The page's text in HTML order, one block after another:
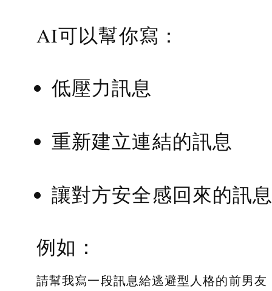
AI可以幫你寫：
低壓力訊息
重新建立連結的訊息
讓對方安全感回來的訊
例如：
請幫我寫一段訊息給逃避型人格的前男友